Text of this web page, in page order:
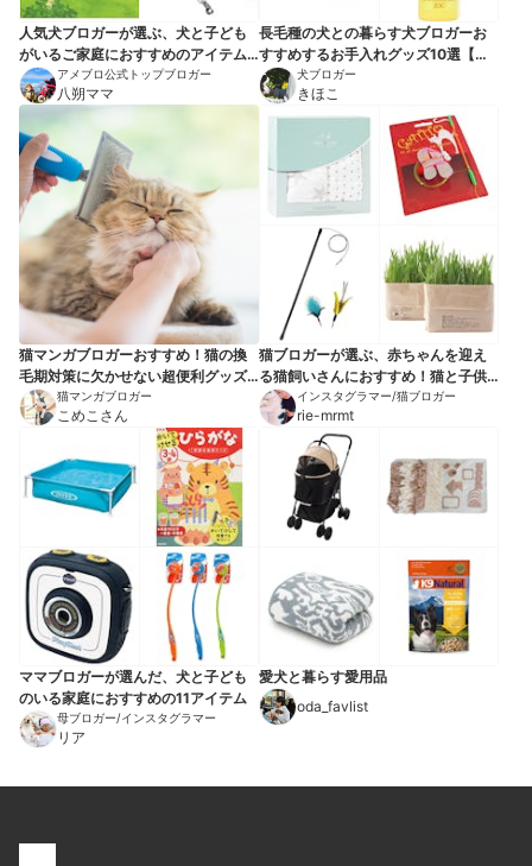
人気犬ブロガーが選ぶ、犬と子ども
がいるご家庭におすすめのアイテム
10選 アメブロ公式トップブロガー
八朔ママ
長毛種の犬との暮らす犬ブロガーお
すすめするお手入れグッズ10選【コ
スパもよし！】
犬ブロガー
きほこ
猫マンガブロガーおすすめ！猫の換
毛期対策に欠かせない超便利グッズ
10選 猫マンガブロガー
こめこさん
猫ブロガーが選ぶ、赤ちゃんを迎え
る猫飼いさんにおすすめ！猫と子供
と幸せに暮らすアイテム13選
インスタグラマー/猫ブロガー
rie-mrmt
ママブロガーが選んだ、犬と子ども
のいる家庭におすすめの11アイテム
母ブロガー/インスタグラマー
リア
愛犬と暮らす愛用品
oda_favlist